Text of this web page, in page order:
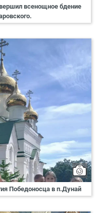
всенощное бдение
Победоносца в п.Дунай